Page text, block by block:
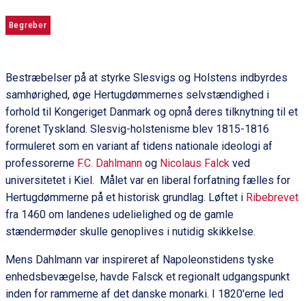
m
Begreber
Bestræbelser på at styrke Slesvigs og Holstens indbyrdes
samhørighed, øge Hertugdømmernes selvstændighed i
forhold til Kongeriget Danmark og opnå deres tilknytning til et
forenet Tyskland. Slesvig-holstenisme blev 1815-1816
formuleret som en variant af tidens nationale ideologi af
professorerne F.C. Dahlmannog Nicolaus Falckved
universitetet i Kiel. Målet var en liberal forfatning fælles for
Hertugdømmerne på et historisk grundlag. Løftet i Ribebrevet
fra 1460 om landenes udelielighed og de gamle
stændermøder skulle genoplives i nutidig skikkelse.
Mens Dahlmann var inspireret af Napoleonstidens tyske
enhedsbevægelse, havde Falsck et regionalt udgangspunkt
inden for rammerne af det danske monarki. I 1820'erne led